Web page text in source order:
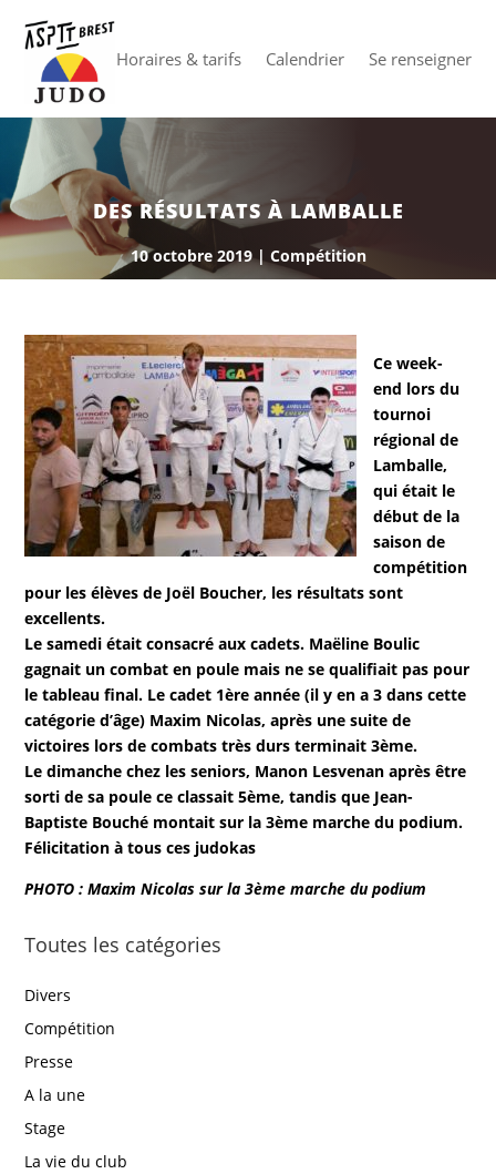
Horaires & tarifs Calendrier Se renseigner
DES RÉSULTATS À LAMBALLE
10 octobre 2019| Compétition
Ce week-
end lors du
tournoi
régional de
Lamballe,
qui était le
début de la
saison de
compétition
pour les élèves de Joël Boucher, les résultats sont
excellents.
Le samedi était consacré aux cadets. Maëline Boulic
gagnait un combat en poule mais ne se qualifiait pas pour
le tableau final. Le cadet 1ère année (il y en a 3 dans cette
catégorie d’âge) Maxim Nicolas, après une suite de
victoires lors de combats très durs terminait 3ème.
Le dimanche chez les seniors, Manon Lesvenan après être
sorti de sa poule ce classait 5ème, tandis que Jean-
Baptiste Bouché montait sur la 3ème marche du podium.
Félicitation à tous ces judokas
PHOTO : Maxim Nicolas sur la 3ème marche du podium
Toutes les catégories
Divers
Compétition
Presse
A la une
Stage
La vie du club